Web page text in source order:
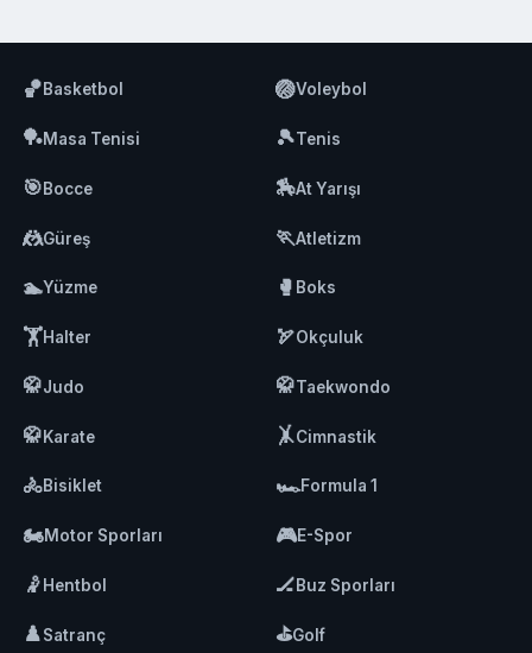
🏀Basketbol 🏐Voleybol
🏓Masa Tenisi 🎾Tenis
🎯Bocce 🏇At Yarışı
🤼Güreş 🏃Atletizm
🏊Yüzme 🥊 Boks
🏋️Halter 🏹Okçuluk
🥋Judo 🥋Taekwondo
🥋Karate 🤸Cimnastik
🚴Bisiklet 🏎️Formula 1
🏍️Motor Sporları 🎮E-Spor
🤾 Hentbol 🏒Buz Sporları
♟️Satranç ⛳Golf